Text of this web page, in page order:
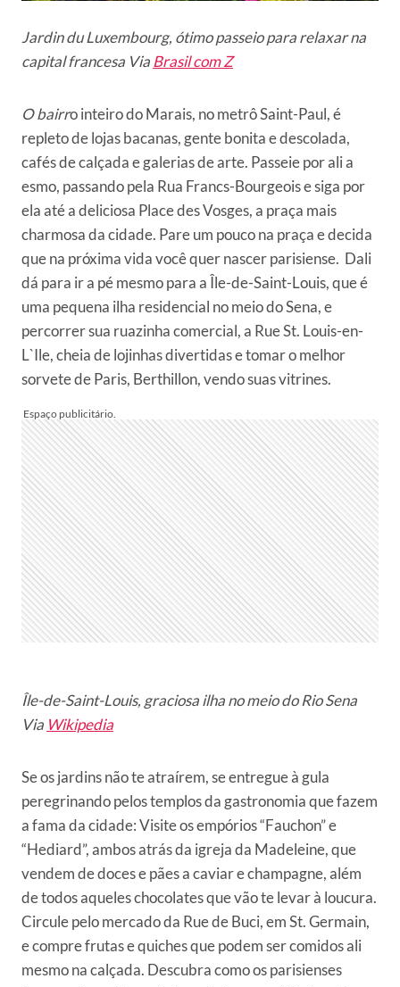
Jardin du Luxembourg, ótimo passeio para relaxar na
capital francesa ViaBrasil com Z
O bairro inteiro do Marais, no metrô Saint-Paul, é
repleto de lojas bacanas, gente bonita e descolada,
cafés de calçada e galerias de arte. Passeie por ali a
esmo, passando pela Rua Francs-Bourgeois e siga por
ela até a deliciosa Place des Vosges, a praça mais
charmosa da cidade. Pare um pouco na praça e decida
que na próxima vida você quer nascer parisiense. Dali
dá para ir a pé mesmo para a Île-de-Saint-Louis, que é
uma pequena ilha residencial no meio do Sena, e
percorrer sua ruazinha comercial, a Rue St. Louis-en-
L`Ile, cheia de lojinhas divertidas e tomar o melhor
sorvete de Paris, Berthillon, vendo suas vitrines.
Île-de-Saint-Louis, graciosa ilha no meio do Rio Sena
Via Wikipedia
Se os jardins não te atraírem, se entregue à gula
peregrinando pelos templos da gastronomia que fazem
a fama da cidade: Visite os empórios “Fauchon” e
“Hediard”, ambos atrás da igreja da Madeleine, que
vendem de doces e pães a caviar e champagne, além
de todos aqueles chocolates que vão te levar à loucura.
Circule pelo mercado da Rue de Buci, em St. Germain,
e compre frutas e quiches que podem ser comidos ali
mesmo na calçada. Descubra como os parisienses